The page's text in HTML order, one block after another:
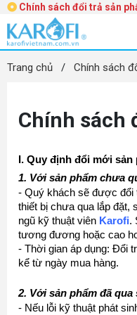
Chính sách đổi trả sản
Trang chủ / Chính sách
Chính sách
I. Quy định đổi mới sản
1. Với sản phẩm chưa
- Quý khách sẽ được đổi
thiết bị chưa qua lắp đặt,
ngũ kỹ thuật viên Karofi.
tương đương hoặc cao
- Thời gian áp dụng: Đổi
kể từ ngày mua hàng.
2. Với sản phẩm đã
- Nếu lỗi kỹ thuật phát